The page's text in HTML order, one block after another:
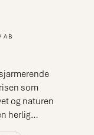
AB
som
og naturen
herlig
og etter